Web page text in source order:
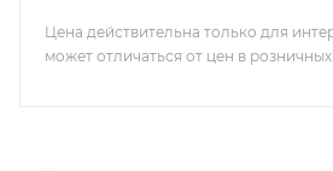
Цена действительна только для
может отличаться от цен в